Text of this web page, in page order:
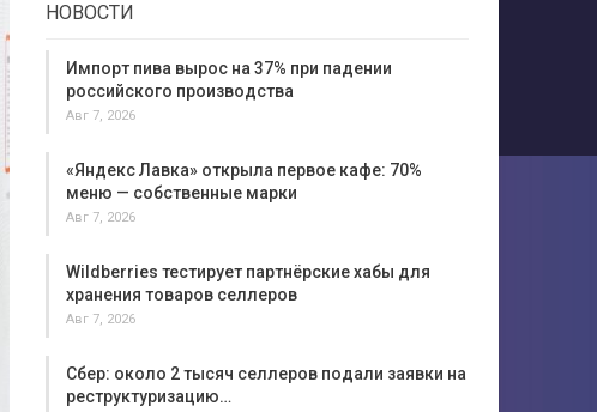
НОВОСТИ
Импорт пива вырос на 37% при падении
российского производства
Авг 7, 2026
«Яндекс Лавка» открыла первое кафе: 70%
меню — собственные марки
Авг 7, 2026
Wildberries тестирует партнёрские хабы для
хранения товаров селлеров
Авг 7, 2026
Сбер: около 2 тысяч селлеров подали заявки на
реструктуризацию…